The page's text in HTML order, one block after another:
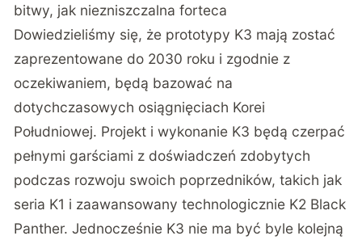
bitwy, jak niezniszczalna forteca
Dowiedzieliśmy się, że prototypy K3 mają zostać
zaprezentowane do 2030 roku i zgodnie z
oczekiwaniem, będą bazować na
dotychczasowych osiągnięciach Korei
Południowej. Projekt i wykonanie K3 będą czerpać
pełnymi garściami z doświadczeń zdobytych
podczas rozwoju swoich poprzedników, takich jak
seria K1 i zaawansowany technologicznie K2 Black
Panther. Jednocześnie K3 nie ma być byle kolejną